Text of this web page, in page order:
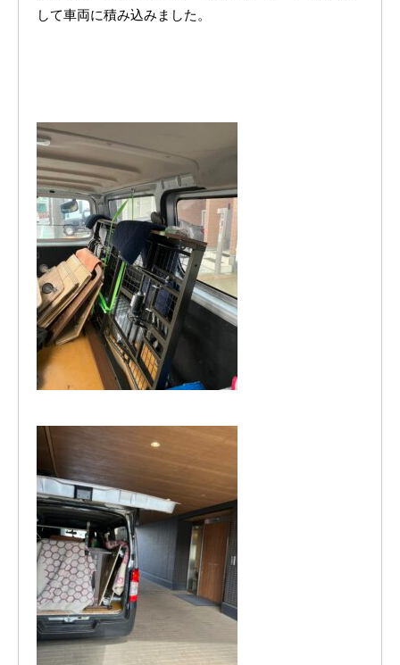
して車両に積み込みました。